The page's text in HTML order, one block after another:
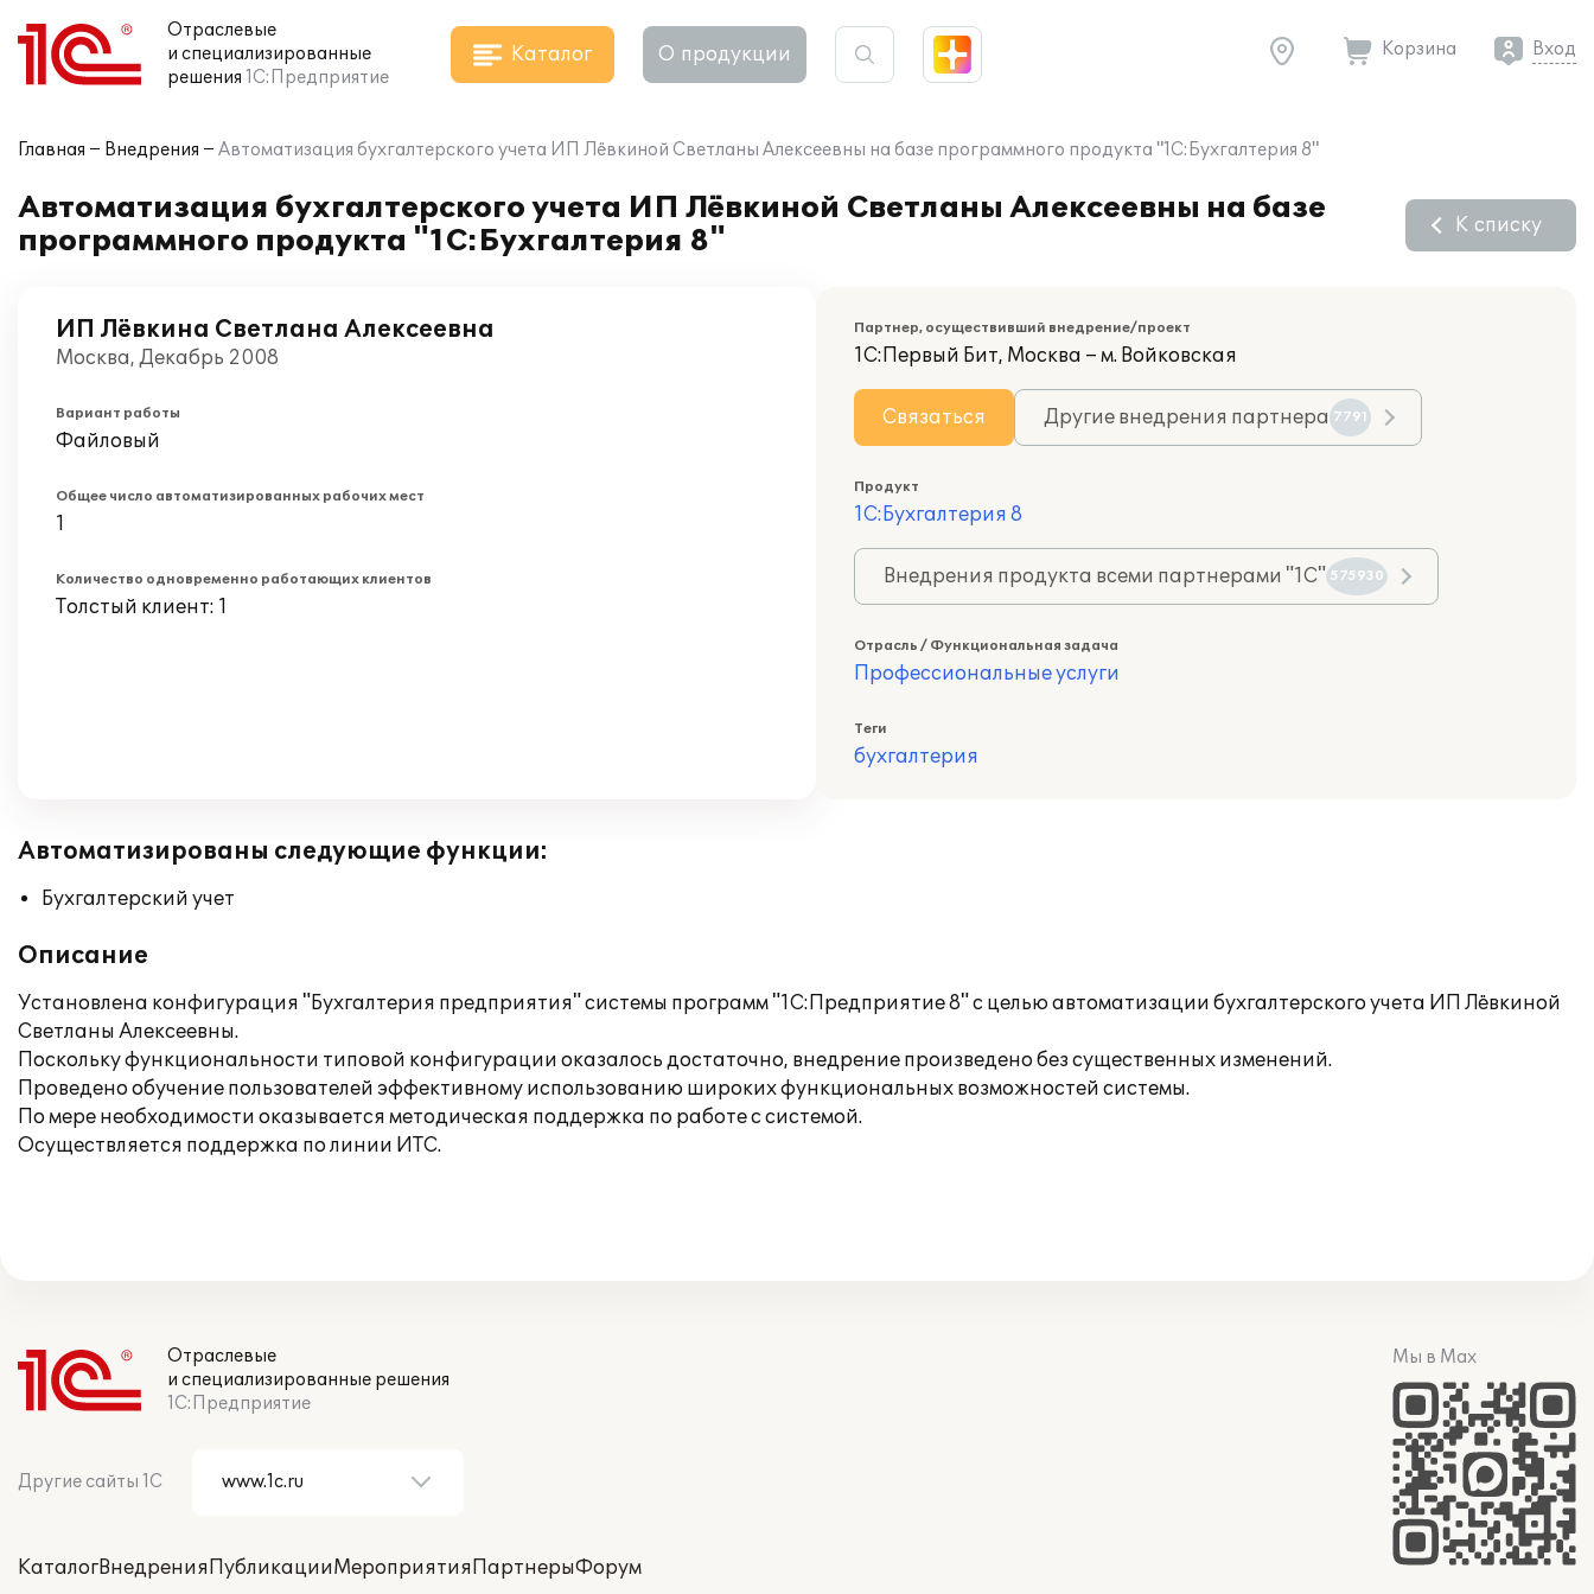
Отраслевые
и специализированные
решения 1С:Предприятие
Каталог О продукции Корзина Вход
Главная Внедрения Автоматизация бухгалтерского учета ИП Лёвкиной Светланы Алексеевны на базе программного продукта "1С:Бухгалтерия 8"
Автоматизация бухгалтерского учета ИП Лёвкиной Светланы Алексеевны на базе
программного продукта "1С:Бухгалтерия 8"
К списку
ИП Лёвкина Светлана Алексеевна
Москва, Декабрь 2008
Вариант работы
Файловый
Общее число автоматизированных рабочих мест
1
Количество одновременно работающих клиентов
Толстый клиент: 1
Партнер, осуществивший внедрение/проект
1С:Первый Бит, Москва – м. Войковская
Связаться Другие внедрения партнера 7791
Продукт
1С:Бухгалтерия 8
Внедрения продукта всеми партнерами "1С" 575930
Отрасль / Функциональная задача
Профессиональные услуги
Теги
бухгалтерия
Автоматизированы следующие функции:
Бухгалтерский учет
Описание
Установлена конфигурация "Бухгалтерия предприятия" системы программ "1С:Предприятие 8" с целью автоматизации бухгалтерского учета ИП Лёвкиной
Светланы Алексеевны.
Поскольку функциональности типовой конфигурации оказалось достаточно, внедрение произведено без существенных изменений.
Проведено обучение пользователей эффективному использованию широких функциональных возможностей системы.
По мере необходимости оказывается методическая поддержка по работе с системой.
Осуществляется поддержка по линии ИТС.
Отраслевые
и специализированные решения
1С:Предприятие
Другие сайты 1С
КаталогВнедренияПубликацииМероприятияПартнерыФорум
Мы в Max